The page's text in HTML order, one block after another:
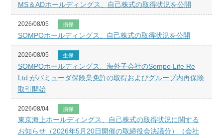
MS＆ADホールディングス、自己株式の取得状況を公開
2026/08/05 損保
SOMPOホールディングス、自己株式の取得状況を公開
2026/08/05 生保
SOMPOホールディングス、海外子会社のSompo Life Re
Ltd.がバミューダ保険業免許の取得およびグループ内再保険
取引開始
2026/08/04 損保
東京海上ホールディングス、自己株式の取得状況に関する
お知らせ（2026年5月20日開催の取締役会決議分）（会社